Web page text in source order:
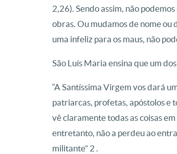
2,26). Sendo assim, não
obras. Ou mudamos de nome ou
uma infeliz para os maus, não
São Luís Maria ensina que um
“A Santíssima Virgem vos dará
patriarcas, profetas, apóstolos e
vê claramente todas as coisas
entretanto, não a perdeu ao
militante” 2 .